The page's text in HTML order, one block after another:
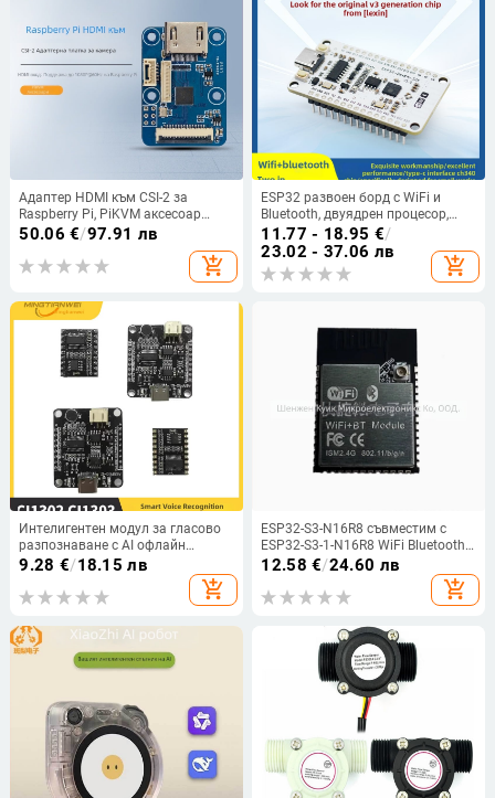
Адаптер HDMI към CSI-2 за
Raspberry Pi, PiKVM аксесоар
TC358743XBG
50.06 €/97.91 лв
add_shopping_cart
ESP32 развоен борд с WiFi и
Bluetooth, двуядрен процесор,
ESP32-DevKit-32E основна платка
V3
11.77 - 18.95 €/
23.02 - 37.06 лв
add_shopping_cart
Интелигентен модул за гласово
разпознаване с AI офлайн
разпознаване, развойна платка
за вградени системи, локално
внедряване (модел с мишка)
9.28 €/18.15 лв
add_shopping_cart
ESP32-S3-N16R8 съвместим с
ESP32-S3-1-N16R8 WiFi Bluetooth
5.0 модул
12.58 €/24.60 лв
add_shopping_cart